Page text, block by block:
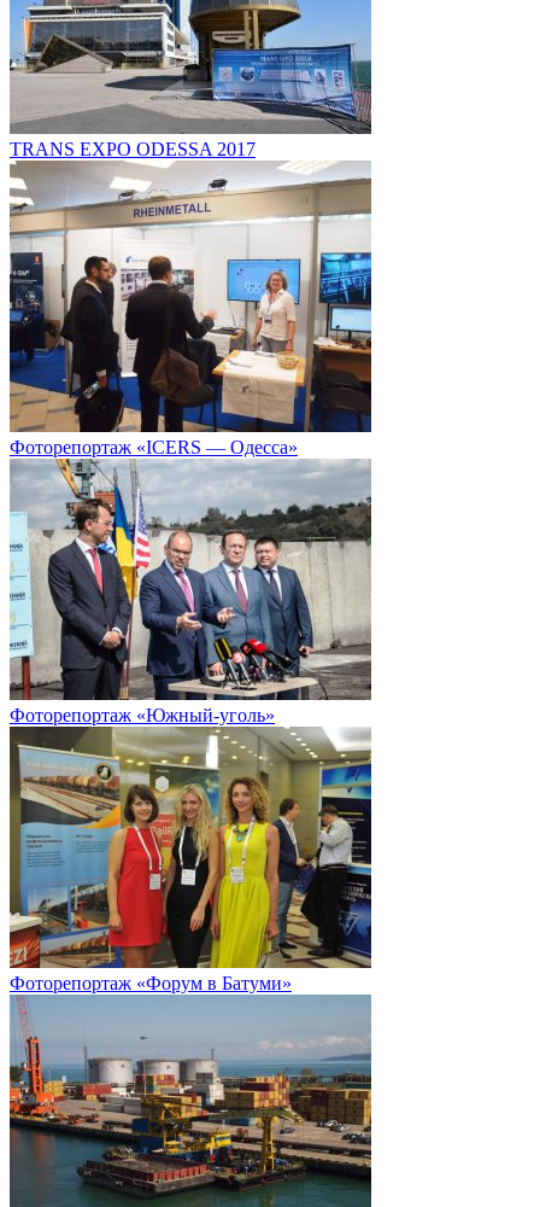
TRANS EXPO ODESSA 2017
Фоторепортаж «ICERS — Одесса»
Фоторепортаж «Южный-уголь»
Фоторепортаж «Форум в Батуми»